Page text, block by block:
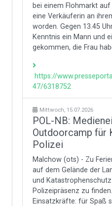
bei einem Flohmarkt
eine Verkäuferin an
worden. Gegen 13.45
Kenntnis ein Mann und
gekommen, die Frau
https://
47/6318752
Mittwoch, 15.07.2026
POL-NB:
Outdoorcamp für
Polizei
Malchow (ots) - Zu
auf dem Gelände der
und
Polizeipräsenz zu
Einsatzkräfte: für Spaß